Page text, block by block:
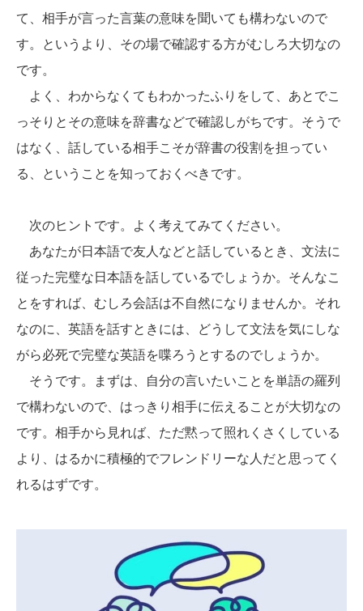
て、相手が言った言葉の意味を聞いても構わないので
す。というより、その場で確認する方がむしろ大切なの
です。
よく、わからなくてもわかったふりをして、あとでこ
っそりとその意味を辞書などで確認しがちです。そうで
はなく、話している相手こそが辞書の役割を担ってい
る、ということを知っておくべきです。
次のヒントです。よく考えてみてください。
あなたが日本語で友人などと話しているとき、文法に
従った完璧な日本語を話しているでしょうか。そんなこ
とをすれば、むしろ会話は不自然になりませんか。それ
なのに、英語を話すときには、どうして文法を気にしな
がら必死で完璧な英語を喋ろうとするのでしょうか。
そうです。まずは、自分の言いたいことを単語の羅列
で構わないので、はっきり相手に伝えることが大切なの
です。相手から見れば、ただ黙って照れくさくしている
より、はるかに積極的でフレンドリーな人だと思ってく
れるはずです。